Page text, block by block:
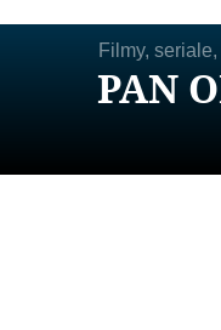
Filmy,
PAN